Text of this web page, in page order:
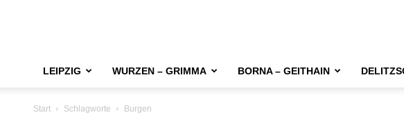
LEIPZIG WURZEN – GRIMMA BORNA – GEITHAIN
Start Schlagworte Burgen